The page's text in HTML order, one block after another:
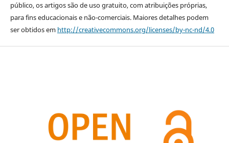
público, os artigos são de uso gratuito, com atribuições próprias,
para fins educacionais e não-comerciais. Maiores detalhes podem
ser obtidos em http://creativecommons.org/licenses/by-nc-nd/4.0